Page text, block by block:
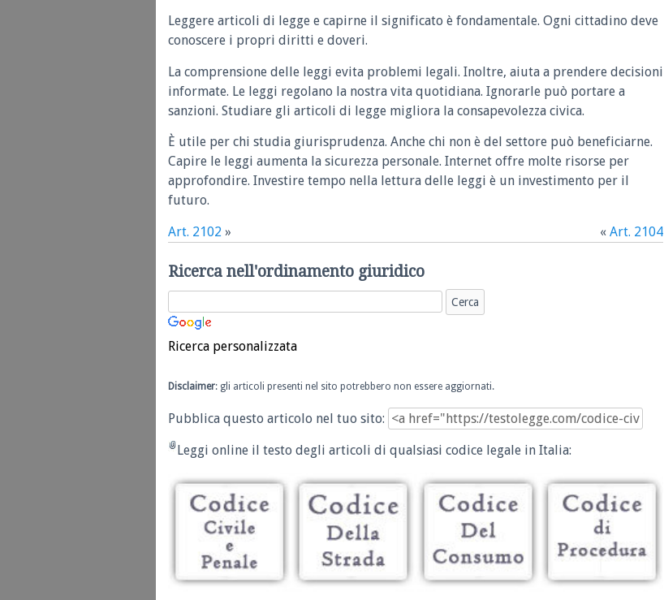
Leggere articoli di legge e capirne il significato è fondamentale. Ogni cittadino deve
conoscere i propri diritti e doveri.
La comprensione delle leggi evita problemi legali. Inoltre, aiuta a prendere decisioni
informate. Le leggi regolano la nostra vita quotidiana. Ignorarle può portare a
sanzioni. Studiare gli articoli di legge migliora la consapevolezza civica.
È utile per chi studia giurisprudenza. Anche chi non è del settore può beneficiarne.
Capire le leggi aumenta la sicurezza personale. Internet offre molte risorse per
approfondire. Investire tempo nella lettura delle leggi è un investimento per il
futuro.
Art. 2102 » « Art. 2104
Ricerca nell'ordinamento giuridico
Ricerca personalizzata
Disclaimer: gli articoli presenti nel sito potrebbero non essere aggiornati.
Pubblica questo articolo nel tuo sito:
Leggi online il testo degli articoli di qualsiasi codice legale in Italia: